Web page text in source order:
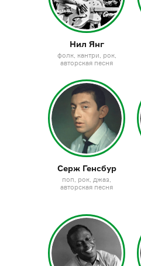
Нил Янг
фолк кантри рок
авторская песня
Серж Генсбур
поп рок джаз
авторская песня